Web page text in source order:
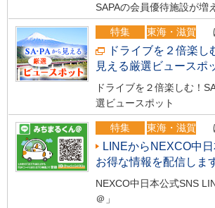
SAPAの会員優待施設が増
特集 東海・滋賀
ドライブを２倍楽し
見える厳選ビュースポ
ドライブを２倍楽しむ！
選ビュースポット
特集 東海・滋賀
LINEからNEXCO中
お得な情報を配信しま
NEXCO中日本公式SNS
＠」